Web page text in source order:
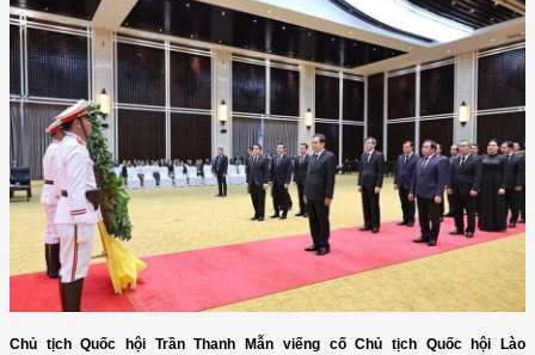
Chủ tịch Quốc hội Trần Thanh Mẫn viếng cố Chủ tịch Quốc hội Lào